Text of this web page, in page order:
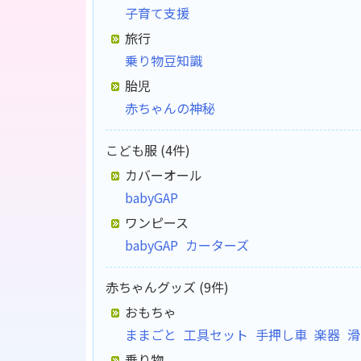
子育て支援
旅行
乗り物豆知識
胎児
赤ちゃんの神秘
こども服 (4件)
カバーオール
babyGAP
ワンピース
babyGAP カーターズ
赤ちゃんグッズ (9件)
おもちゃ
ままごと 工具セット 手押し車 楽器